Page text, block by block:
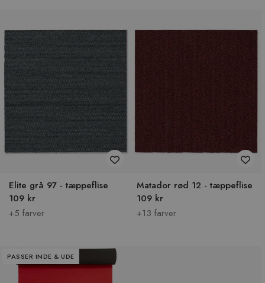
Elite grå 97 - tæppeflise
109 kr
+5 farver
Matador rød 12 - tæppeflise
109 kr
+13 farver
PASSER INDE & UDE